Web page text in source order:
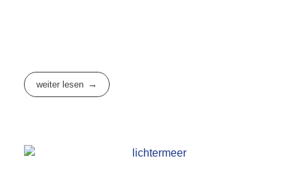
weiter lesen